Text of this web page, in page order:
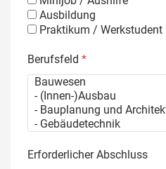
Ausbildung
Praktikum / Werkstudent
Berufsfeld *
Erforderlicher Abschluss